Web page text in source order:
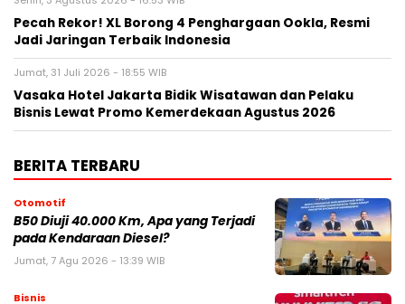
Pecah Rekor! XL Borong 4 Penghargaan Ookla, Resmi
Jadi Jaringan Terbaik Indonesia
Jumat, 31 Juli 2026 - 18:55 WIB
Vasaka Hotel Jakarta Bidik Wisatawan dan Pelaku
Bisnis Lewat Promo Kemerdekaan Agustus 2026
BERITA TERBARU
Otomotif
B50 Diuji 40.000 Km, Apa yang Terjadi
pada Kendaraan Diesel?
Jumat, 7 Agu 2026 - 13:39 WIB
Bisnis